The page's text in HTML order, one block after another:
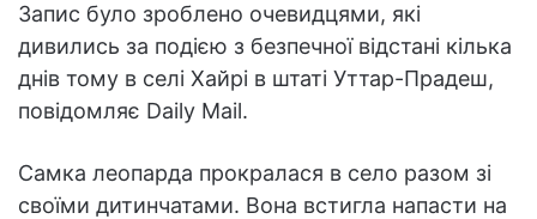
Запис було зроблено очевидцями, які
дивились за подією з безпечної відстані кілька
днів тому в селі Хайрі в штаті Уттар-Прадеш,
повідомляє Daily Mail.
Самка леопарда прокралася в село разом зі
своїми дитинчатами. Вона встигла напасти на